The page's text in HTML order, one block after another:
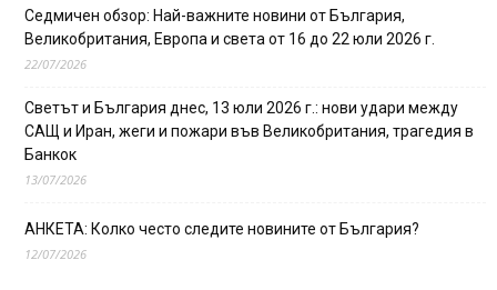
Седмичен обзор: Най-важните новини от България,
Великобритания, Европа и света от 16 до 22 юли 2026 г.
22/07/2026
Светът и България днес, 13 юли 2026 г.: нови удари между
САЩ и Иран, жеги и пожари във Великобритания, трагедия в
Банкок
13/07/2026
АНКЕТА: Колко често следите новините от България?
12/07/2026